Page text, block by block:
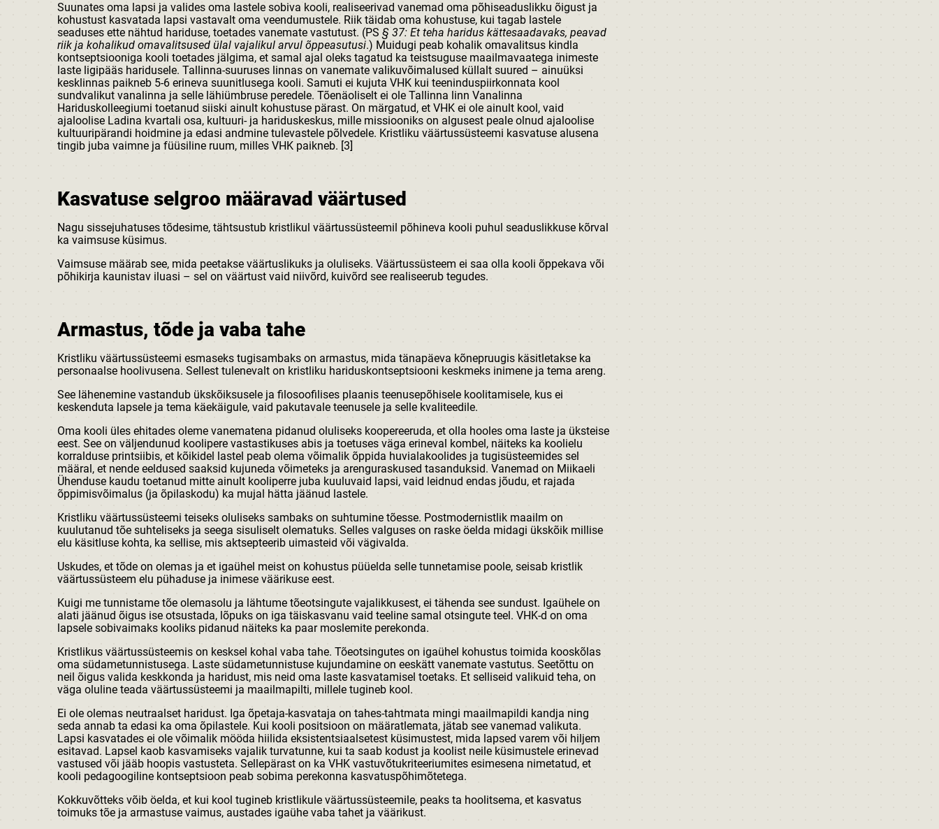
Suunates oma lapsi ja valides oma lastele sobiva kooli, realiseerivad vanemad oma põhiseaduslikku õigust ja
kohustust kasvatada lapsi vastavalt oma veendumustele. Riik täidab oma kohustuse, kui tagab lastele
seaduses ette nähtud hariduse, toetades vanemate vastutust. (PS § 37: Et teha haridus kättesaadavaks, peavad
riik ja kohalikud omavalitsused ülal vajalikul arvul õppeasutusi.) Muidugi peab kohalik omavalitsus kindla
kontseptsiooniga kooli toetades jälgima, et samal ajal oleks tagatud ka teistsuguse maailmavaatega inimeste
laste ligipääs haridusele. Tallinna-suuruses linnas on vanemate valikuvõimalused küllalt suured – ainuüksi
kesklinnas paikneb 5-6 erineva suunitlusega kooli. Samuti ei kujuta VHK kui teeninduspiirkonnata kool
sundvalikut vanalinna ja selle lähiümbruse peredele. Tõenäoliselt ei ole Tallinna linn Vanalinna
Hariduskolleegiumi toetanud siiski ainult kohustuse pärast. On märgatud, et VHK ei ole ainult kool, vaid
ajaloolise Ladina kvartali osa, kultuuri- ja hariduskeskus, mille missiooniks on algusest peale olnud ajaloolise
kultuuripärandi hoidmine ja edasi andmine tulevastele põlvedele. Kristliku väärtussüsteemi kasvatuse alusena
tingib juba vaimne ja füüsiline ruum, milles VHK paikneb. [3]
Kasvatuse selgroo määravad väärtused
Nagu sissejuhatuses tõdesime, tähtsustub kristlikul väärtussüsteemil põhineva kooli puhul seaduslikkuse kõrval
ka vaimsuse küsimus.
Vaimsuse määrab see, mida peetakse väärtuslikuks ja oluliseks. Väärtussüsteem ei saa olla kooli õppekava või
põhikirja kaunistav iluasi – sel on väärtust vaid niivõrd, kuivõrd see realiseerub tegudes.
Armastus, tõde ja vaba tahe
Kristliku väärtussüsteemi esmaseks tugisambaks on armastus, mida tänapäeva kõnepruugis käsitletakse ka
personaalse hoolivusena. Sellest tulenevalt on kristliku hariduskontseptsiooni keskmeks inimene ja tema areng.
See lähenemine vastandub ükskõiksusele ja filosoofilises plaanis teenusepõhisele koolitamisele, kus ei
keskenduta lapsele ja tema käekäigule, vaid pakutavale teenusele ja selle kvaliteedile.
Oma kooli üles ehitades oleme vanematena pidanud oluliseks koopereeruda, et olla hooles oma laste ja üksteise
eest. See on väljendunud koolipere vastastikuses abis ja toetuses väga erineval kombel, näiteks ka koolielu
korralduse printsiibis, et kõikidel lastel peab olema võimalik õppida huvialakoolides ja tugisüsteemides sel
määral, et nende eeldused saaksid kujuneda võimeteks ja arenguraskused tasanduksid. Vanemad on Miikaeli
Ühenduse kaudu toetanud mitte ainult kooliperre juba kuuluvaid lapsi, vaid leidnud endas jõudu, et rajada
õppimisvõimalus (ja õpilaskodu) ka mujal hätta jäänud lastele.
Kristliku väärtussüsteemi teiseks oluliseks sambaks on suhtumine tõesse. Postmodernistlik maailm on
kuulutanud tõe suhteliseks ja seega sisuliselt olematuks. Selles valguses on raske öelda midagi ükskõik millise
elu käsitluse kohta, ka sellise, mis aktsepteerib uimasteid või vägivalda.
Uskudes, et tõde on olemas ja et igaühel meist on kohustus püüelda selle tunnetamise poole, seisab kristlik
väärtussüsteem elu pühaduse ja inimese väärikuse eest.
Kuigi me tunnistame tõe olemasolu ja lähtume tõeotsingute vajalikkusest, ei tähenda see sundust. Igaühele on
alati jäänud õigus ise otsustada, lõpuks on iga täiskasvanu vaid teeline samal otsingute teel. VHK-d on oma
lapsele sobivaimaks kooliks pidanud näiteks ka paar moslemite perekonda.
Kristlikus väärtussüsteemis on kesksel kohal vaba tahe. Tõeotsingutes on igaühel kohustus toimida kooskõlas
oma südametunnistusega. Laste südametunnistuse kujundamine on eeskätt vanemate vastutus. Seetõttu on
neil õigus valida keskkonda ja haridust, mis neid oma laste kasvatamisel toetaks. Et selliseid valikuid teha, on
väga oluline teada väärtussüsteemi ja maailmapilti, millele tugineb kool.
Ei ole olemas neutraalset haridust. Iga õpetaja-kasvataja on tahes-tahtmata mingi maailmapildi kandja ning
seda annab ta edasi ka oma õpilastele. Kui kooli positsioon on määratlemata, jätab see vanemad valikuta.
Lapsi kasvatades ei ole võimalik mööda hiilida eksistentsiaalsetest küsimustest, mida lapsed varem või hiljem
esitavad. Lapsel kaob kasvamiseks vajalik turvatunne, kui ta saab kodust ja koolist neile küsimustele erinevad
vastused või jääb hoopis vastusteta. Sellepärast on ka VHK vastuvõtukriteeriumites esimesena nimetatud, et
kooli pedagoogiline kontseptsioon peab sobima perekonna kasvatuspõhimõtetega.
Kokkuvõtteks võib öelda, et kui kool tugineb kristlikule väärtussüsteemile, peaks ta hoolitsema, et kasvatus
toimuks tõe ja armastuse vaimus, austades igaühe vaba tahet ja väärikust.